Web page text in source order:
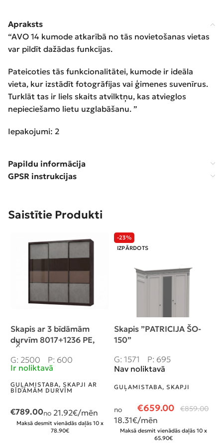
Apraksts
“AVO 14 kumode atkarībā no tās novietošanas vietas
var pildīt dažādas funkcijas.
Pateicoties tās funkcionalitātei, kumode ir ideāla
vieta, kur izstādīt fotogrāfijas vai ģimenes suvenīrus.
Turklāt tas ir liels skaits atvilktņu, kas atvieglos
nepieciešamo lietu uzglabāšanu. ”
Iepakojumi: 2
Papildu informācija
GPSR instrukcijas
Saistītie Produkti
Skapis ar 3 bīdāmām
durvīm 8017+1236 PE,
G: 2500
P: 600
Ir noliktavā
GUĻAMISTABA, SKAPJI AR
BĪDĀMĀM DURVĪM
€789.00no 21.92€/mēn
Maksā desmit vienādās daļās 10 x
78.90€
-23%
IZPĀRDOTS
Skapis ”PATRICIJA ŠO-
150”
G: 1571
P: 695
Nav noliktavā
GUĻAMISTABA, SKAPJI
€659.00 €859.00
no
18.31€/mēn
Maksā desmit vienādās daļās 10 x
65.90€